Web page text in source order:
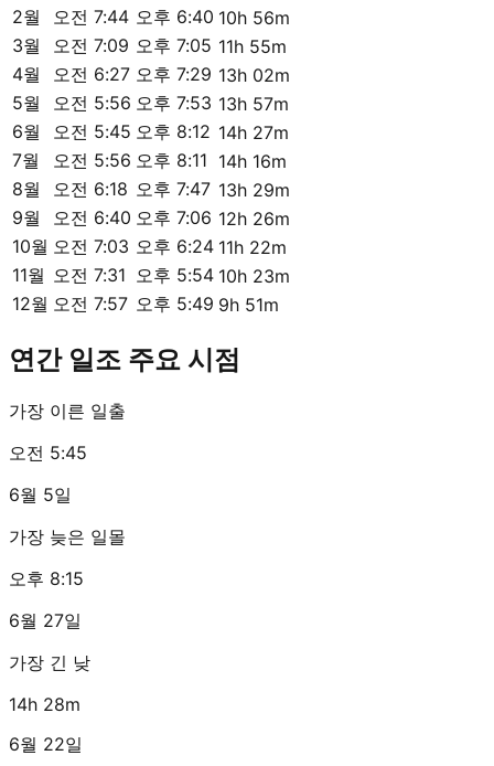
2월 오전 7:44 오후 6:40 10h 56m
3월
오전 7:09 오후 7:05 11h 55m
4월
오전 6:27 오후 7:29 13h 02m
5월
오전 5:56 오후 7:53 13h 57m
6월
오전 5:45 오후 8:12 14h 27m
7월
오전 5:56 오후 8:11 14h 16m
8월
오전 6:18 오후 7:47 13h 29m
9월
오전 6:40 오후 7:06 12h 26m
10월 오전 7:03 오후 6:24 11h 22m
11월 오전 7:31 오후 5:54 10h 23m
12월 오전 7:57 오후 5:49 9h 51m
연간 일조 주요 시점
가장 이른 일출
오전 5:45
6월 5일
가장 늦은 일몰
오후 8:15
6월 27일
가장 긴 낮
14h 28m
6월 22일